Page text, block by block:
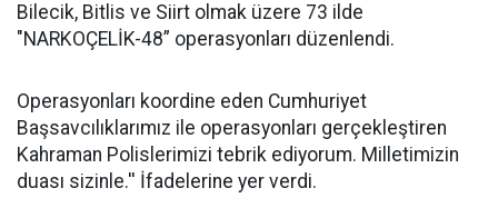
Bilecik, Bitlis ve Siirt olmak üzere 73 ilde
"NARKOÇELİK-48” operasyonları düzenlendi.
Operasyonları koordine eden Cumhuriyet
Başsavcılıklarımız ile operasyonları gerçekleştiren
Kahraman Polislerimizi tebrik ediyorum. Milletimizin
duası sizinle.'' İfadelerine yer verdi.